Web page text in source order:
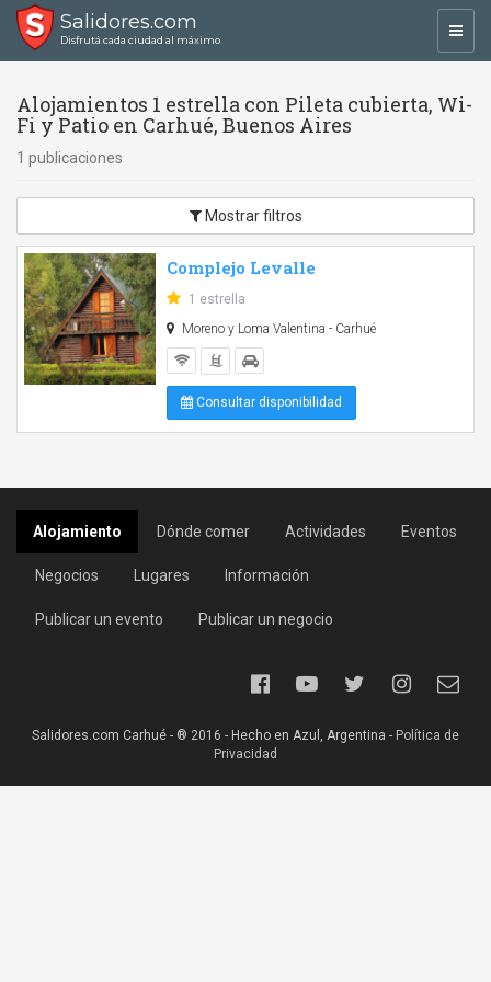
Salidores.com
Disfrutá cada ciudad al máximo
Alojamientos 1 estrella con Pileta cubierta, Wi-
Fi y Patio en Carhué, Buenos Aires
1 publicaciones
Mostrar filtros
Complejo Levalle
1 estrella
Moreno y Loma Valentina - Carhué
Consultar disponibilidad
Alojamiento Dónde comer Actividades Eventos
Negocios Lugares Información
Publicar un evento Publicar un negocio
Salidores.com Carhué - ® 2016 - Hecho en Azul, Argentina - Política de
Privacidad